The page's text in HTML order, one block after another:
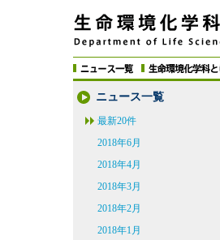
ニュース一覧
最新20件
2018年6月
2018年4月
2018年3月
2018年2月
2018年1月